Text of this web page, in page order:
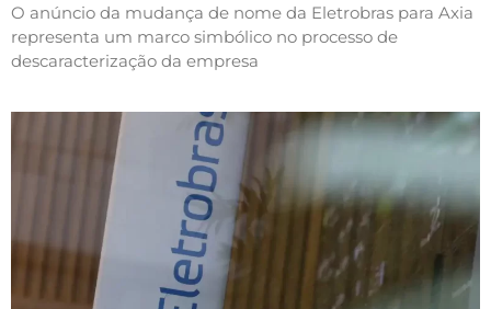
O anúncio da mudança de nome da Eletrobras para Axia
representa um marco simbólico no processo de
descaracterização da empresa